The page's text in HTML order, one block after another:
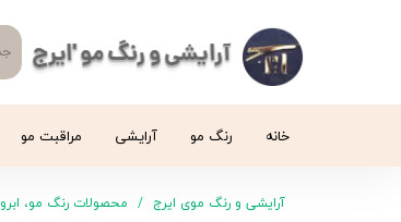
آرایشی و رنگ مو 'ایرج
خانه رنگ مو آرایشی مراقبت مو
آرایشی و رنگ موی ایرج محصولات رنگ مو، ابرو